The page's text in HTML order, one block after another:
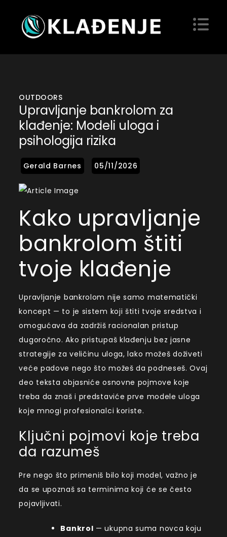
content
Kladjenje
OUTDOORS
Upravljanje bankrolom za
klađenje: Modeli uloga i
psihologija rizika
Kako upravljanje
bankrolom štiti
tvoje klađenje
Upravljanje bankrolom nije samo matematički
koncept — to je sistem koji štiti tvoje sredstva i
omogućava da zadržiš racionalan pristup
dugoročno. Ako pristupaš klađenju bez jasne
strategije za veličinu uloga, lako možeš doživeti
veće padove nego što možeš da podneseš. Ovaj
deo teksta objasniće osnovne pojmove koje
treba da znaš i predstaviće prve modele uloga
koje mnogi profesionalci koriste.
Ključni pojmovi koje treba
da razumeš
Pre nego što primeniš bilo koji model, važno je
da se upoznaš sa terminima koji će se često
pojavljivati.
Bankrol — ukupna suma novca koju